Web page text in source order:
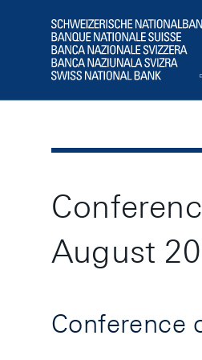
Logo
August
Conference